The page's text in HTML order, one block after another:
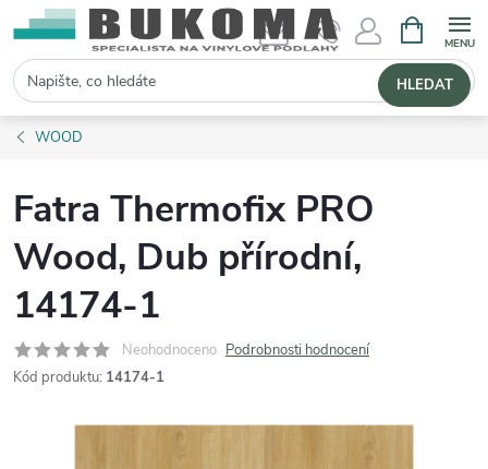
Hledat HLEDAT
WOOD
Fatra Thermofix PRO
Wood, Dub přírodní,
14174-1
Neohodnoceno Podrobnosti hodnocení
Kód produktu: 14174-1